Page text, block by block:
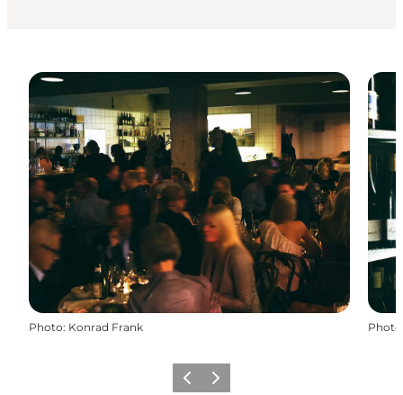
Photo: Konrad Frank Photo
Previous
Next